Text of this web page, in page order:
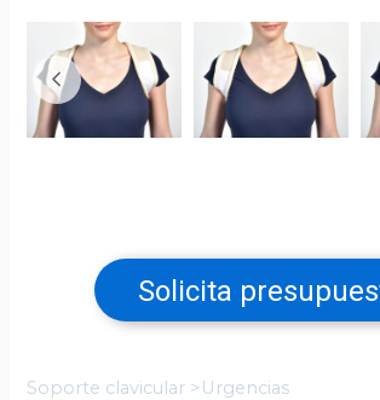
Solicita
Soporte clavicular >Urgencias